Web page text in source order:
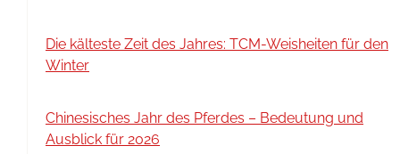
Die kälteste Zeit des Jahres: TCM-Weisheiten für den
Winter
Chinesisches Jahr des Pferdes – Bedeutung und
Ausblick für 2026